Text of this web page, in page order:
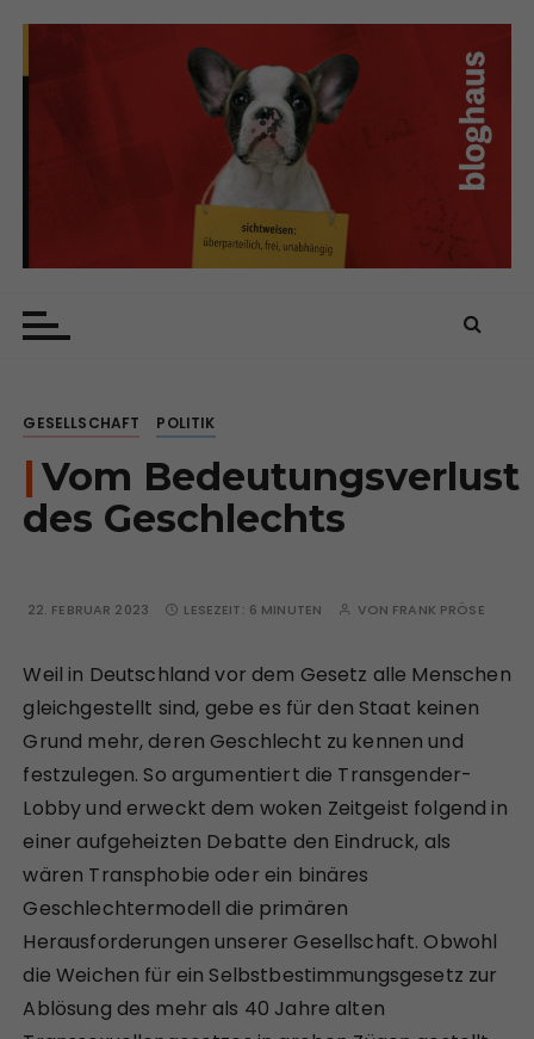
GESELLSCHAFT POLITIK
Vom Bedeutungsverlust
des Geschlechts
22. FEBRUAR 2023 LESEZEIT: 6 MINUTEN VON FRANK PRÖSE
Weil in Deutschland vor dem Gesetz alle Menschen
gleichgestellt sind, gebe es für den Staat keinen
Grund mehr, deren Geschlecht zu kennen und
festzulegen. So argumentiert die Transgender-
Lobby und erweckt dem woken Zeitgeist folgend in
einer aufgeheizten Debatte den Eindruck, als
wären Transphobie oder ein binäres
Geschlechtermodell die primären
Herausforderungen unserer Gesellschaft. Obwohl
die Weichen für ein Selbstbestimmungsgesetz zur
Ablösung des mehr als 40 Jahre alten